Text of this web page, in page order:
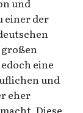
und
einer der
eine
und
eher
Diese